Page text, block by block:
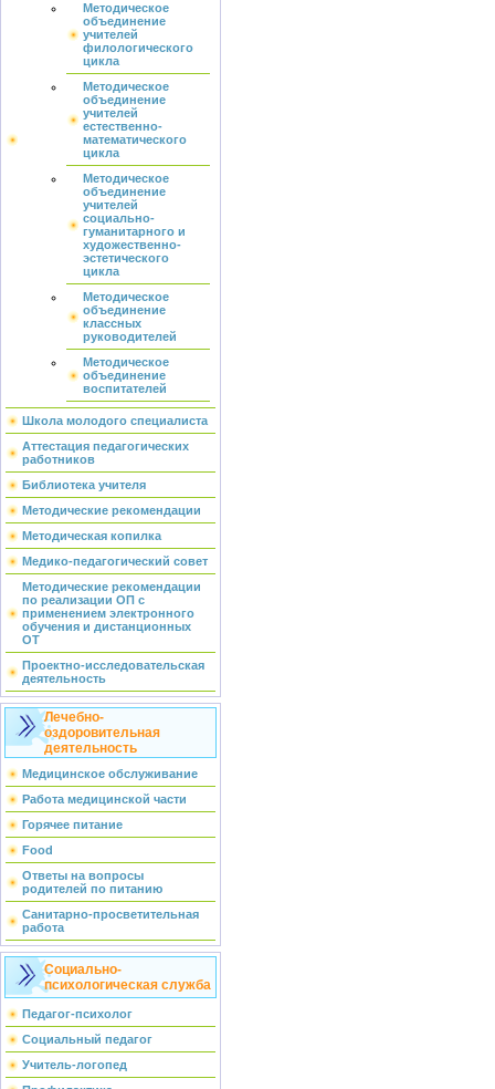
Методическое
объединение
учителей
филологического
цикла
Методическое
объединение
учителей
естественно-
математического
цикла
Методическое
объединение
учителей
социально-
гуманитарного и
художественно-
эстетического
цикла
Методическое
объединение
классных
руководителей
Методическое
объединение
воспитателей
Школа молодого специалиста
Аттестация педагогических
работников
Библиотека учителя
Методические рекомендации
Методическая копилка
Медико-педагогический совет
Методические рекомендации
по реализации ОП с
применением электронного
обучения и дистанционных
ОТ
Проектно-исследовательская
деятельность
Лечебно-
оздоровительная
деятельность
Медицинское обслуживание
Работа медицинской части
Горячее питание
Food
Ответы на вопросы
родителей по питанию
Санитарно-просветительная
работа
Социально-
психологическая служба
Педагог-психолог
Социальный педагог
Учитель-логопед